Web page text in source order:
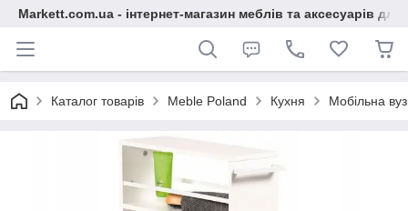
Markett.com.ua - інтернет-магазин меблів та аксесуарів для
Каталог товарів Meble Poland Кухня Мобільна